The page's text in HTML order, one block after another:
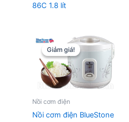
86C 1.8 lít
Giảm giá!
Giảm giá!
Nồi cơm điện
Nồi cơm điện BlueStone